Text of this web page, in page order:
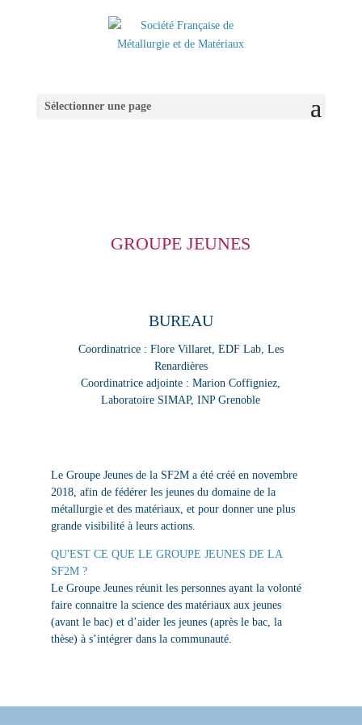
Sélectionner une page
GROUPE JEUNES
BUREAU
Coordinatrice : Flore Villaret, EDF Lab, Les
Renardières
Coordinatrice adjointe :Marion Coffigniez,
Laboratoire SIMAP, INP Grenoble
Le Groupe Jeunes de la SF2M a été créé en novembre
2018, afin de fédérer les jeunes du domaine de la
métallurgie et des matériaux, et pour donner une plus
grande visibilité à leurs actions.
QU'EST CE QUE LE GROUPE JEUNES DE LA
SF2M ?
Le Groupe Jeunes réunit les personnes ayant la volonté
faire connaitre la science des matériaux aux jeunes
(avant le bac) et d’aider les jeunes (après le bac, la
thèse) à s’intégrer dans la communauté.